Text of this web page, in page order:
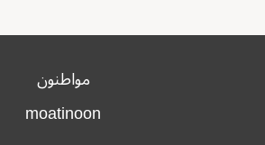
مواطنون
moatinoon